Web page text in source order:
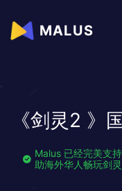
MALUS
《剑灵2 》
Malus 已经完美支
助海外华人畅玩剑灵